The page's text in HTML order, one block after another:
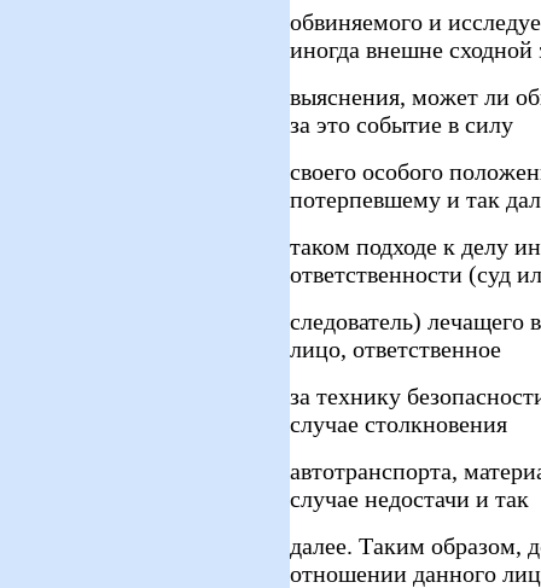
обвиняемого и
иногда внешне сходной
выяснения, может ли
за это событие в силу
своего особого
потерпевшему и так
таком подходе к делу
ответственности (суд
следователь) лечащего
лицо, ответственное
за технику
случае столкновения
автотранспорта,
случае недостачи и так
далее. Таким образом,
отношении данного